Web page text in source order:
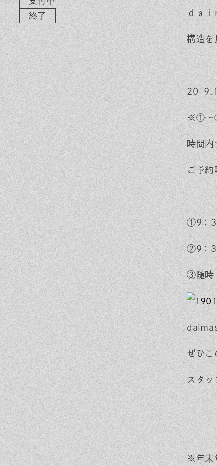
終了
ｄａ
構造を
※①～③
時間
ご予約
①9：
②9：
③随
ぜひ
スタッ
※年末
In
st
ag
ra
m
Fa
ce
bo
ok
LI
N
E